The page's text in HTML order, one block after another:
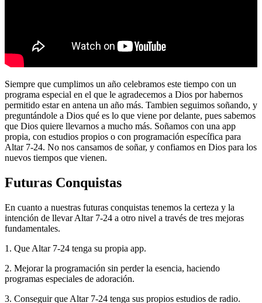
Siempre que cumplimos un año celebramos este tiempo con un
programa especial en el que le agradecemos a Dios por habernos
permitido estar en antena un año más. Tambien seguimos soñando, y
preguntándole a Dios qué es lo que viene por delante, pues sabemos
que Dios quiere llevarnos a mucho más. Soñamos con una app
propia, con estudios propios o con programación específica para
Altar 7-24. No nos cansamos de soñar, y confiamos en Dios para los
nuevos tiempos que vienen.
Futuras Conquistas
En cuanto a nuestras futuras conquistas tenemos la certeza y la
intención de llevar Altar 7-24 a otro nivel a través de tres mejoras
fundamentales.
1. Que Altar 7-24 tenga su propia app.
2. Mejorar la programación sin perder la esencia, haciendo
programas especiales de adoración.
3. Conseguir que Altar 7-24 tenga sus propios estudios de radio.